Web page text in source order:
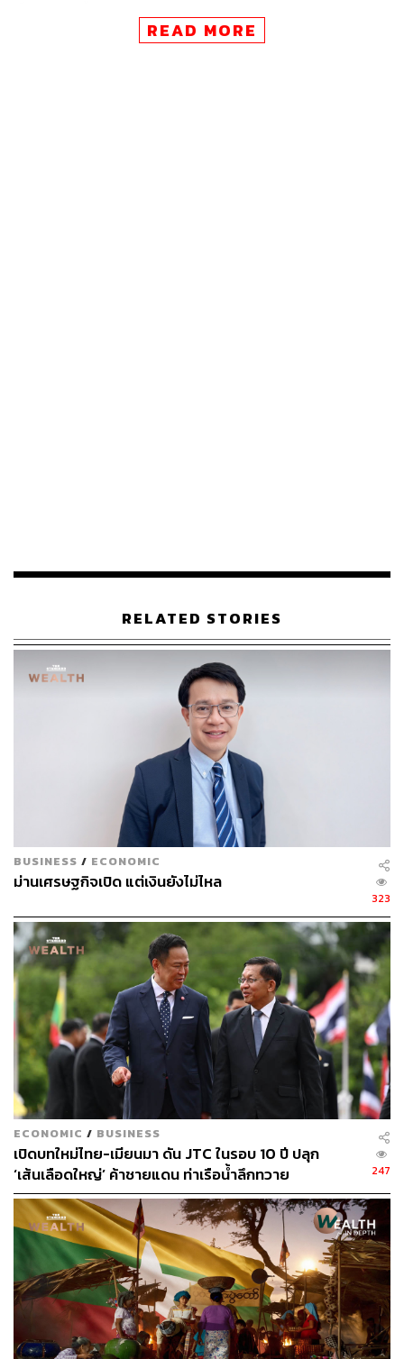
กว่า 1 แสนล้านบาทต่อปี
แนวคิด Regulatory Guillotine มาจากเครื่องมือประหาร
อย่างรวดเร็ว ทันที และเด็ดขาด โดยไม่ต้องรอกระบวนการ
ค่อยเป็นค่อยไปทีละเรื่อง ดร. ฐิติมา ชี้ว่า ขณะที่หลายประเทศ
ก่อนเริ่มใช้เครื่องมือนี้มีกฎหมายหลักหมื่นฉบับ แต่
ประเทศไทยมีมากถึงหลักแสนฉบับ โดยมีพระราชบัญญัติ
ประมาณ 1,400 ฉบับ และกฎหมายลำดับรอง เช่น กฎ
กระทรวง ประกาศต่างๆ เป็นแสนฉบับ ยังไม่นับรวมใบ
โดยความหลากหลายและกระจัดกระจายของกฎหมายเหล่า
นี้ สร้างปัญหาให้กับธุรกิจในหลายด้าน ได้แก่
ความซ้ำซ้อน ล้าสมัย และความขัดแย้งกันเอง
กระบวนการไม่สอดคล้องกับสถานการณ์ปัจจุบัน
การบังคับใช้และการตีความของแต่ละหน่วยงานที่ไม่
เหมือนกัน
สร้างช่องทางให้เกิดการทุจริต
เพิ่มต้นทุนและความไม่แน่นอนในการทำธุรกิจ
กระทบต่อความสามารถในการแข่งขัน
ความพยายามที่ผ่านมาและบทเรียนจากต่างประเทศ
แม้แนวคิดการลดกฎระเบียบจะมีการพูดถึงมานานเกือบ 10 ปี
ตั้งแต่ปี 2560 มีการตั้งคณะกรรมการศึกษา และเคยว่าจ้างที่
ปรึกษาทีมเดียวกับที่ประสบความสำเร็จในเกาหลีใต้มาช่วย
ศึกษา ผลการศึกษาของ TDRI พบว่า หากนำกฎหมายกว่าพัน
กระบวนการจากหลายกระทรวงมาทบทวน 40% สามารถ
ยกเลิกทิ้งไปได้เลย 15% ยังคงใช้ได้ และที่เหลืออีกเกือบ 50%
ต้องปรับปรุงหรือรวมกัน
หากทำได้ตามนี้ จะช่วยลดต้นทุนภาคเอกชนได้กว่า 1 แสน
ล้านบาทต่อปี หรือคิดเป็น 0.8% ของ GDP ซึ่งถือเป็นตัวเลขที่
สูงมากเมื่อเทียบกับ GDP ไทยที่ SCB EIC คาดว่าจะโตเพียง
READ MORE
RELATED STORIES
BUSINESS / ECONOMIC
ม่านเศรษฐกิจเปิด แต่เงินยังไม่ไหล
323
ECONOMIC / BUSINESS
เปิดบทใหม่ไทย-เมียนมา ดัน JTC ในรอบ 10 ปี ปลุก
‘เส้นเลือดใหญ่’ ค้าชายแดน ท่าเรือน้ำลึกทวาย
247